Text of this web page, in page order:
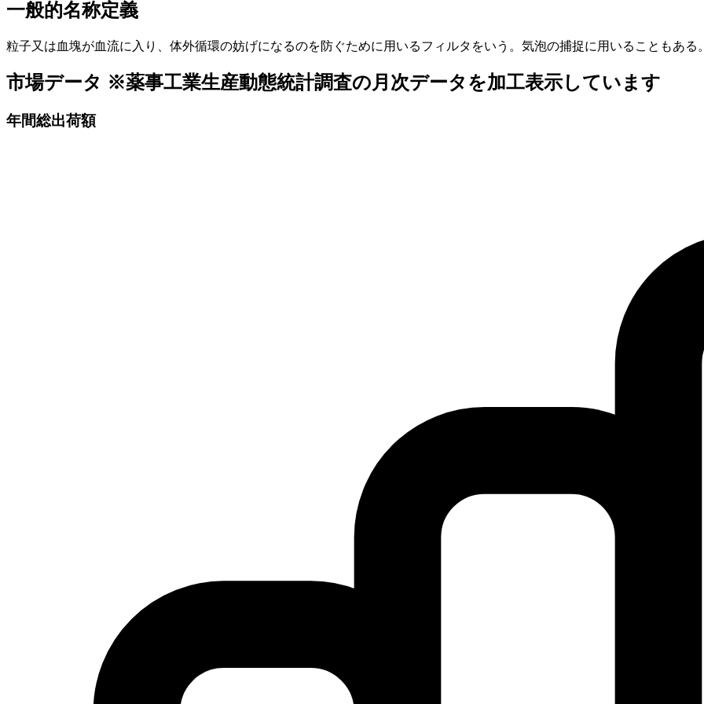
一般的名称定義
粒子又は血塊が血流に入り、体外循環の妨げになるのを防ぐために用いるフィルタをいう。気泡の捕捉に用いることもある
市場データ ※薬事工業生産動態統計調査の月次データを加工表示しています
年間総出荷額